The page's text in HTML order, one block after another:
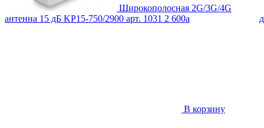
Широкополосная 2G/3G/4G
антенна 15 дБ KP15-750/2900 арт. 1031 2 600a
В корзину